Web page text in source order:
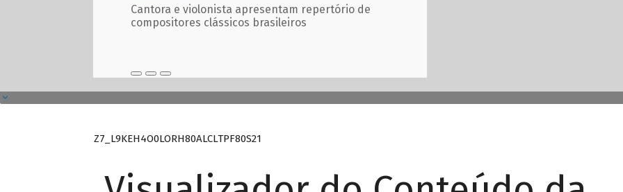
Cantora e violonista apresentam repertório de
compositores clássicos brasileiros
Z7_L9KEH4O0LORH80ALCLTPF80S21